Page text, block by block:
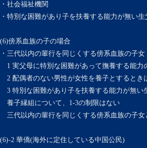
・社会福祉機関
・特別な困難があり子を扶養する能力が無い生
(6)傍系血族の子の場合
・三代以内の輩行を同じくする傍系血族の子女
1 実父母に特別な困難があって撫養する能力
2 配偶者のない男性が女性を養子とするとき
3 特別な困難があり子を扶養する能力が無い
養子縁組について、1-3の制限はない
三代以内の輩行を同じくする傍系血族の子
(6)-2 華僑(海外に定住している中国公民)